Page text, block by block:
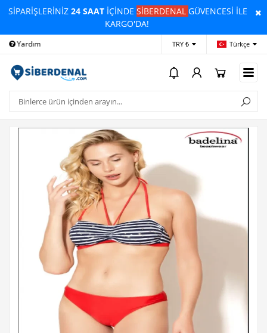
SİPARİŞLERİNİZ24 SAAT İÇİNDESİBERDENALGÜVENCESİ İLE
KARGO'DA!
Yardım Ödeme Bildirimi
TRY ₺ Türkçe